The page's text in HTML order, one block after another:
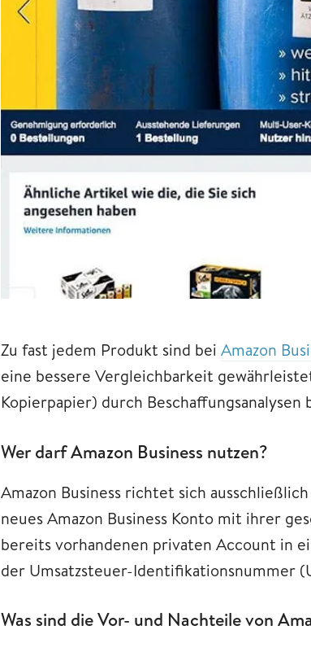
Zu fast jedem Produkt sind bei Amazon
eine bessere Vergleichbarkeit
Kopierpapier) durch Beschaffungsanalysen
Wer darf Amazon Business nutzen?
Amazon Business richtet sich
neues Amazon Business Konto mit ihrer
bereits vorhandenen privaten Account in
der Umsatzsteuer-Identifikationsnummer
Was sind die Vor- und Nachteile von